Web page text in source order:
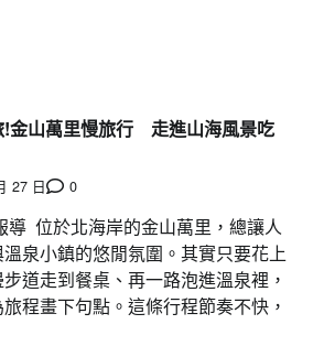
!金山萬里慢旅行 走進山海風景吃
27 日 0
導 位於北海岸的金山萬里，總讓人
泉小鎮的悠閒氛圍。其實只要花上
道走到餐桌、再一路泡進溫泉裡，
程畫下句點。這條行程節奏不快，